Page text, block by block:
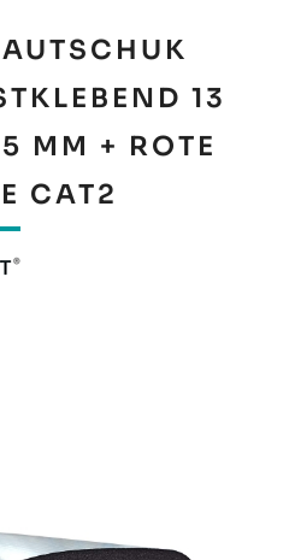
13
MM + ROTE
CAT2